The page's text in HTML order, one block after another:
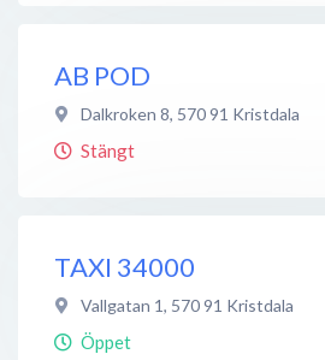
AB POD
Dalkroken 8, 570 91 Kristdala
Stängt
TAXI 34000
Vallgatan 1, 570 91 Kristdala
Öppet